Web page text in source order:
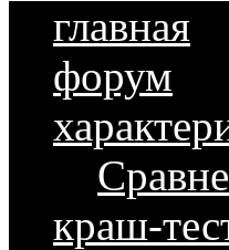
главная
форум
краш-